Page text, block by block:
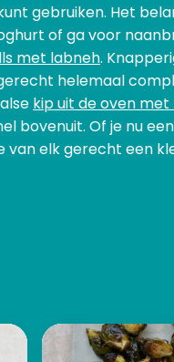
gebruiken. Het
of ga voor
met labneh.
helemaal
kip uit de oven met
bovenuit. Of je nu
van elk gerecht een